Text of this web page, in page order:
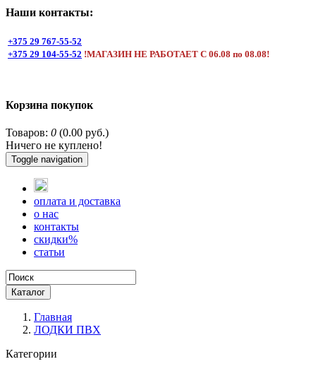
Наши контакты:
+375 29 767-55-52
+375 29 104-55-52 !МАГАЗИН НЕ РАБОТАЕТ С 06.08 по 08.08!
Корзина покупок
Товаров: 0 (0.00 руб.)
Ничего не куплено!
Toggle navigation
оплата и доставка
о нас
контакты
скидки%
статьи
Каталог
Главная
ЛОДКИ ПВХ
Категории